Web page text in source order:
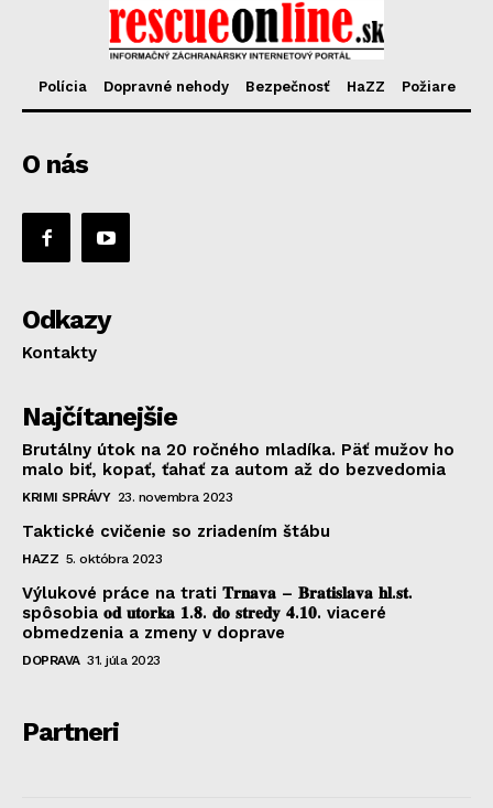
Polícia Dopravné nehody Bezpečnosť HaZZ Požiare
O nás
Odkazy
Kontakty
Najčítanejšie
Brutálny útok na 20 ročného mladíka. Päť mužov ho
malo biť, kopať, ťahať za autom až do bezvedomia
KRIMI SPRÁVY 23. novembra 2023
Taktické cvičenie so zriadením štábu
HAZZ 5. októbra 2023
Výlukové práce na trati 𝐓𝐫𝐧𝐚𝐯𝐚 – 𝐁𝐫𝐚𝐭𝐢𝐬𝐥𝐚𝐯𝐚 𝐡𝐥.𝐬𝐭.
spôsobia 𝐨𝐝 𝐮𝐭𝐨𝐫𝐤𝐚 𝟏.𝟖. 𝐝𝐨 𝐬𝐭𝐫𝐞𝐝𝐲 𝟒.𝟏𝟎. viaceré
obmedzenia a zmeny v doprave
DOPRAVA 31. júla 2023
Partneri